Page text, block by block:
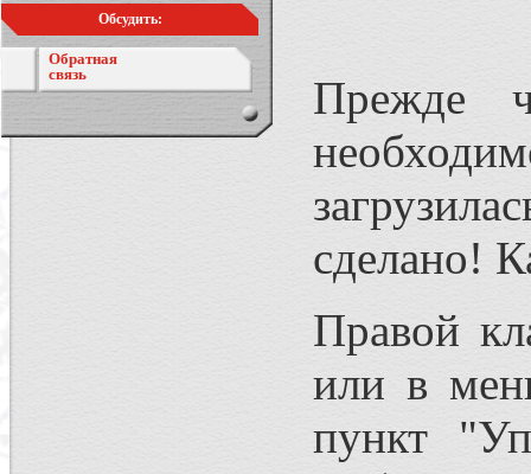
Обсудить:
Обратная
связь
Прежде
сделано!
Правой
или в
пункт